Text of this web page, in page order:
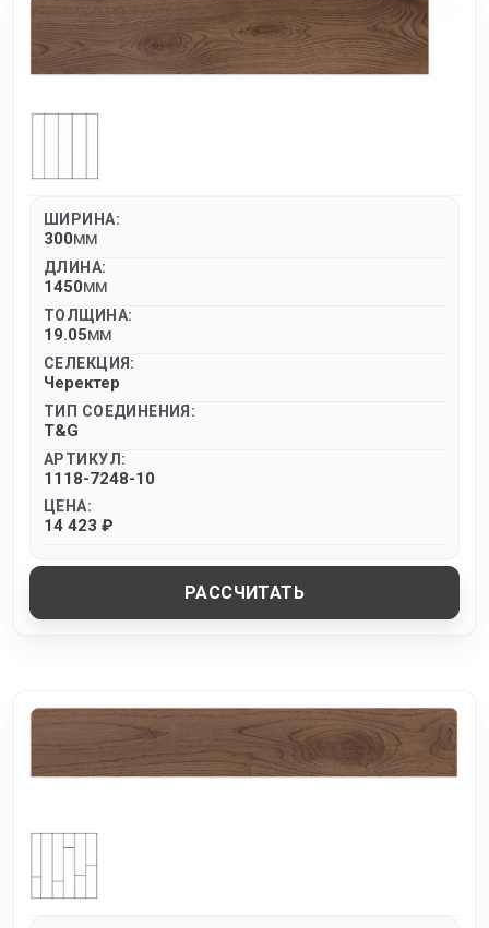
ШИРИНА:
300MM
ДЛИНА:
1450MM
ТОЛЩИНА:
19.05MM
СЕЛЕКЦИЯ:
Черектер
ТИП СОЕДИНЕНИЯ:
T&G
АРТИКУЛ:
1118-7248-10
ЦЕНА:
14 423 ₽
РАССЧИТАТЬ